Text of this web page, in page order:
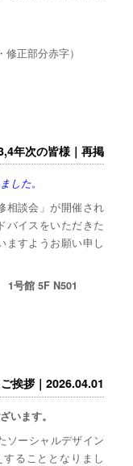
修正部分赤字）
年次の皆様｜再掲
した。
相談会」が開催され
バイスをいただきた
ますようお願い申し
号館 5F N501
ご挨拶｜2026.04.01
います。
ソーシャルデザイン
ることとなりまし